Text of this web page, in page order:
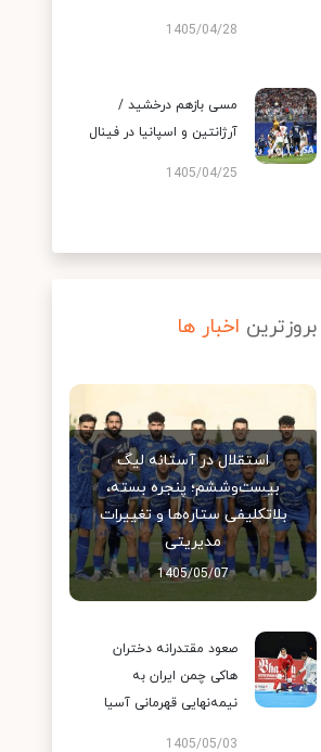
1405/04/28
مسی بازهم درخشید /
آرژانتین و اسپانیا در فینال
1405/04/25
بروزترین اخبار ها
استقلال در آستانه لیگ
بیست‌وششم؛ پنجره بسته،
بلاتکلیفی ستاره‌ها و تغییرات
مدیریتی
1405/05/07
صعود مقتدرانه دختران
هاکی چمن ایران به
نیمه‌نهایی قهرمانی آسیا
1405/05/03